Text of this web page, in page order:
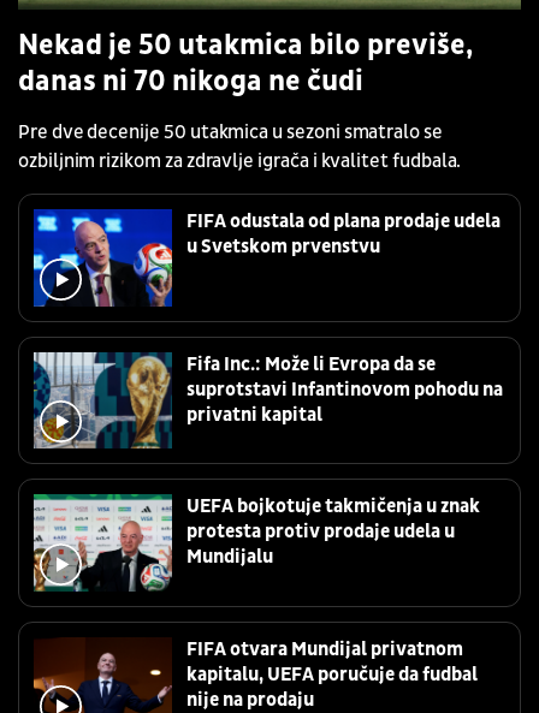
Nekad je 50 utakmica bilo previše,
danas ni 70 nikoga ne čudi
Pre dve decenije 50 utakmica u sezoni smatralo se
ozbiljnim rizikom za zdravlje igrača i kvalitet fudbala.
FIFA odustala od plana prodaje udela
u Svetskom prvenstvu
Fifa Inc.: Može li Evropa da se
suprotstavi Infantinovom pohodu na
privatni kapital
UEFA bojkotuje takmičenja u znak
protesta protiv prodaje udela u
Mundijalu
FIFA otvara Mundijal privatnom
kapitalu, UEFA poručuje da fudbal
nije na prodaju